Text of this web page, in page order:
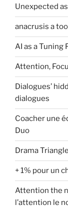
Unexpected
anacrusis a
AI as a Tuning
Attention,
Dialogues’
dialogues
Coacher une
Duo
Drama
+ 1% pour un
Attention the
l’attention le